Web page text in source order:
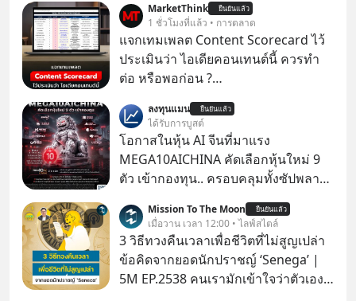
MarketThink ยืนยันแล้ว
1 ชั่วโมงที่แล้ว • การตลาด
แจกเทมเพลต Content Scorecard ไว้
ประเมินว่า ไอเดียคอนเทนต์นี้ ควรทำ
ต่อ หรือพอก่อน ?
eets/d/1J0ZkTtNLjIWLZaxcK2dVL40i
MZl4127-t4nWawpiK5I/copy
ลงทุนแมน ยืนยันแล้ว
ได้รับการบูสต์
โอกาสในหุ้น AI จีนที่มาแรง
MEGA10AICHINA คัดเลือกหุ้นใหม่ 9
ตัว เข้ากองทุน.. ครอบคลุมทั้งซัปพลาย
โปรโมชัน ลด 50% ค่าธรรมเนียมซื้อ |
ยอด 2 ล้านบาทขึ้นไป ฟรีค่าธรรมเนียม
ซื้อ
Mission To The Moon ยืนยันแล้ว
เมื่อวาน เวลา 12:00 • ไลฟ์สไตล์
3 วิธีทวงคืนเวลาเพื่อชีวิตที่ไม่สูญเปล่า
ข้อคิดจากยอดนักปราชญ์ ‘Senega’ |
5M EP.2538 คนเรามักเข้าใจว่าตัวเอง